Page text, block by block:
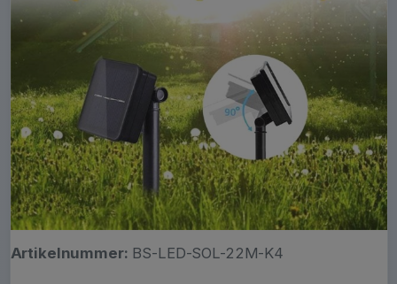
Artikelnummer: BS-LED-SOL-22M-K4